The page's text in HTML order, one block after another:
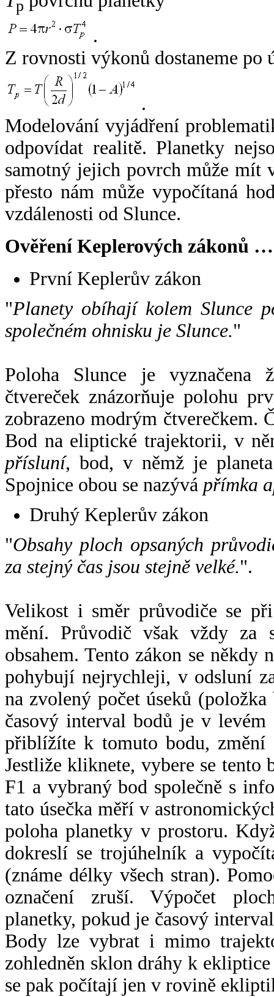
p
.
Z rovnosti výkonů dostaneme po
.
Modelování vyjádření
odpovídat realitě. Planetky
samotný jejich povrch může mít
přesto nám může vypočítaná
vzdálenosti od Slunce.
Ověření Keplerových zákonů …
První Keplerův zákon
"Planety obíhají kolem Slunce
společném ohnisku je Slunce."
Poloha Slunce je vyznačena
čtvereček znázorňuje polohu
zobrazeno modrým čtverečkem.
Bod na eliptické trajektorii, v
přísluní, bod, v němž je
Spojnice obou se nazývá přímka
Druhý Keplerův zákon
"Obsahy ploch opsaných
za stejný čas jsou stejně velké.".
Velikost i směr průvodiče se
mění. Průvodič však vždy za
obsahem. Tento zákon se někdy
pohybují nejrychleji, v odsluní
na zvolený počet úseků
časový interval bodů je v
přiblížíte k tomuto bodu,
Jestliže kliknete, vybere se tento
F1 a vybraný bod společně s
tato úsečka měří v
poloha planetky v prostoru.
dokreslí se trojúhelník a
(známe délky všech stran).
označení zruší. Výpočet
planetky, pokud je časový
Body lze vybrat i mimo
zohledněn sklon dráhy k
se pak počítají jen v rovině